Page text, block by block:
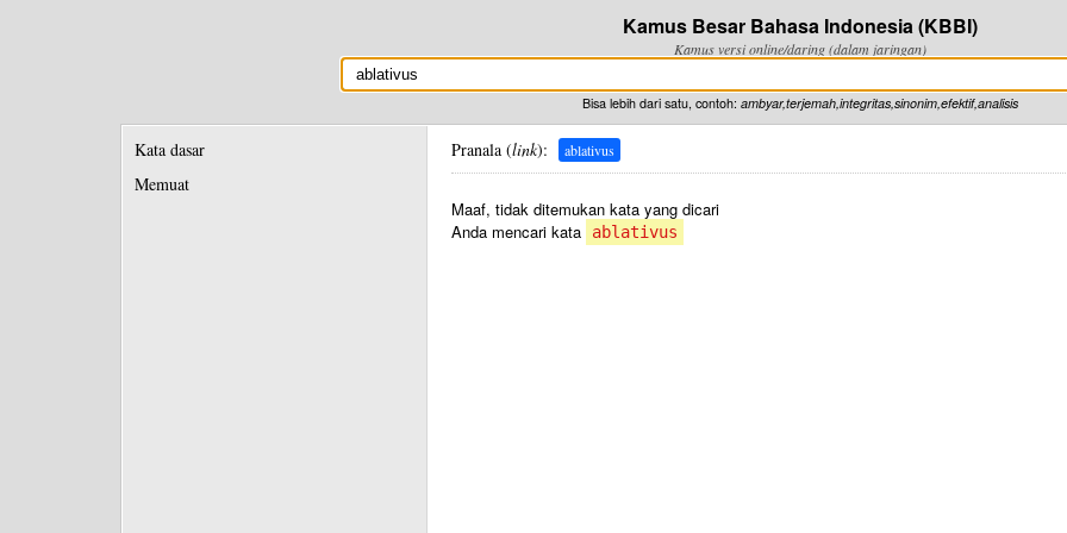
Kamus Besar Bahasa Indonesia (KBBI)
Kamus versi online/daring (dalam jaringan)
Bisa lebih dari satu, contoh: ambyar,terjemah,integritas,sinonim,efektif,analisis
Kata dasar
Memuat
Pranala (link): ablativus
Maaf, tidak ditemukan kata yang dicari
Anda mencari kata
ablativus